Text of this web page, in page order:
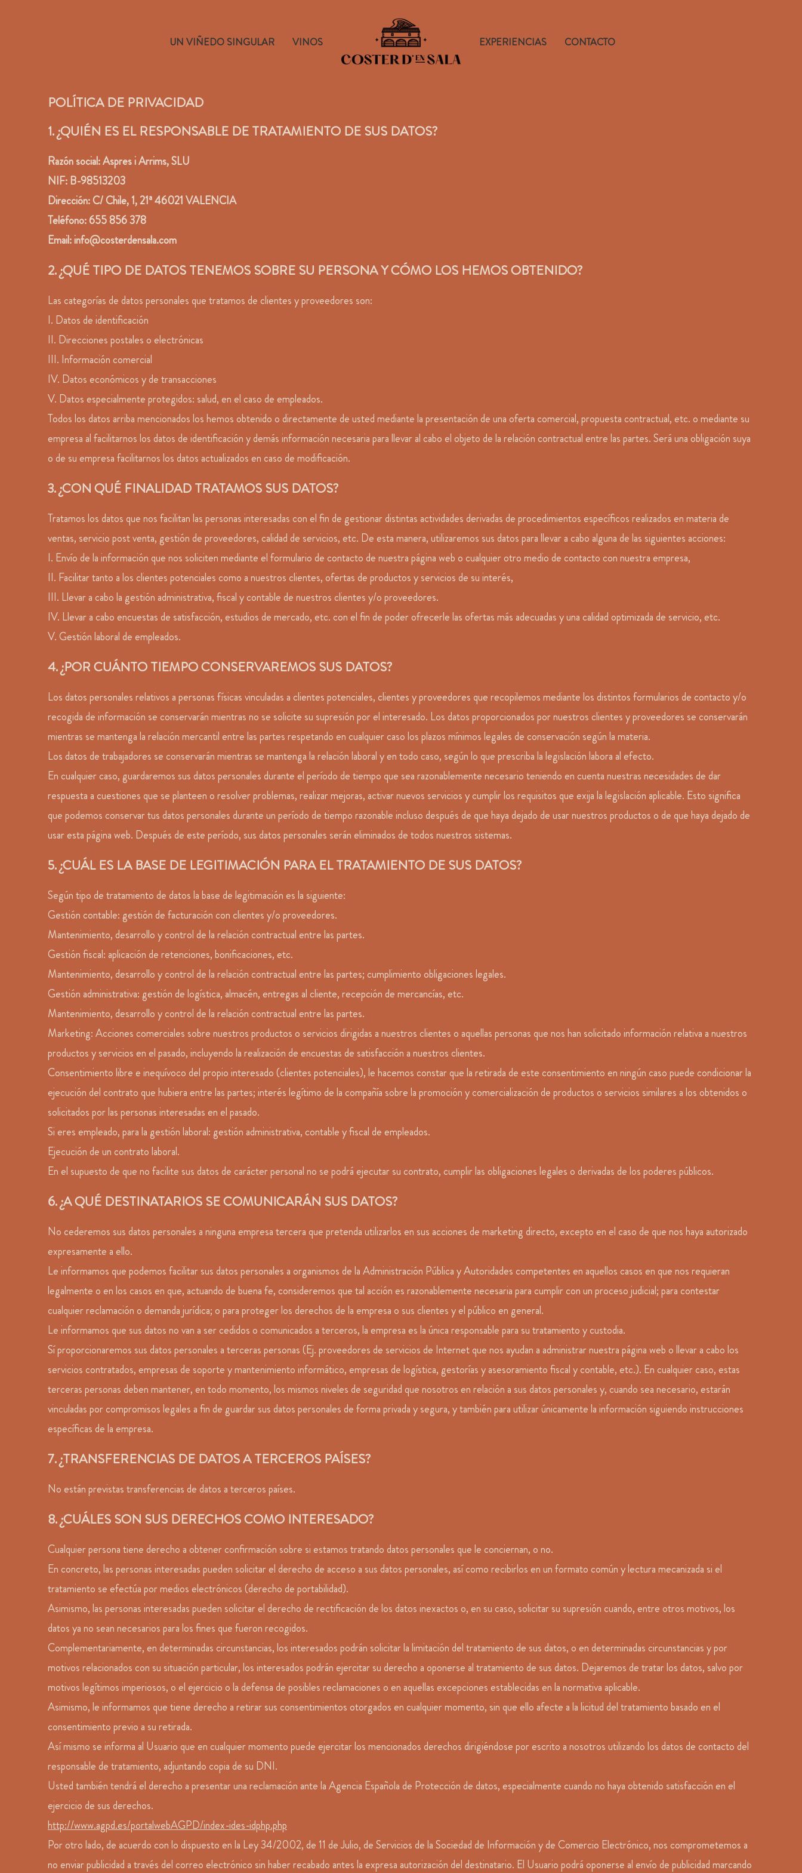
UN VIÑEDO SINGULAR VINOS EXPERIENCIAS CONTACTO
POLÍTICA DE PRIVACIDAD
1. ¿QUIÉN ES EL RESPONSABLE DE TRATAMIENTO DE SUS DATOS?
Razón social: Aspres i Arrims, SLU
NIF: B-98513203
Dirección: C/ Chile, 1, 21ª 46021 VALENCIA
Teléfono: 655 856 378
Email: info@costerdensala.com
2. ¿QUÉ TIPO DE DATOS TENEMOS SOBRE SU PERSONA Y CÓMO LOS HEMOS OBTENIDO?
Las categorías de datos personales que tratamos de clientes y proveedores son:
I. Datos de identificación
II. Direcciones postales o electrónicas
III. Información comercial
IV. Datos económicos y de transacciones
V. Datos especialmente protegidos: salud, en el caso de empleados.
Todos los datos arriba mencionados los hemos obtenido o directamente de usted mediante la presentación de una oferta comercial, propuesta contractual, etc. o mediante su
empresa al facilitarnos los datos de identificación y demás información necesaria para llevar al cabo el objeto de la relación contractual entre las partes. Será una obligación suya
o de su empresa facilitarnos los datos actualizados en caso de modificación.
3. ¿CON QUÉ FINALIDAD TRATAMOS SUS DATOS?
Tratamos los datos que nos facilitan las personas interesadas con el fin de gestionar distintas actividades derivadas de procedimientos específicos realizados en materia de
ventas, servicio post venta, gestión de proveedores, calidad de servicios, etc. De esta manera, utilizaremos sus datos para llevar a cabo alguna de las siguientes acciones:
I. Envío de la información que nos soliciten mediante el formulario de contacto de nuestra página web o cualquier otro medio de contacto con nuestra empresa,
II. Facilitar tanto a los clientes potenciales como a nuestros clientes, ofertas de productos y servicios de su interés,
III. Llevar a cabo la gestión administrativa, fiscal y contable de nuestros clientes y/o proveedores.
IV. Llevar a cabo encuestas de satisfacción, estudios de mercado, etc. con el fin de poder ofrecerle las ofertas más adecuadas y una calidad optimizada de servicio, etc.
V. Gestión laboral de empleados.
4. ¿POR CUÁNTO TIEMPO CONSERVAREMOS SUS DATOS?
Los datos personales relativos a personas físicas vinculadas a clientes potenciales, clientes y proveedores que recopilemos mediante los distintos formularios de contacto y/o
recogida de información se conservarán mientras no se solicite su supresión por el interesado. Los datos proporcionados por nuestros clientes y proveedores se conservarán
mientras se mantenga la relación mercantil entre las partes respetando en cualquier caso los plazos mínimos legales de conservación según la materia.
Los datos de trabajadores se conservarán mientras se mantenga la relación laboral y en todo caso, según lo que prescriba la legislación labora al efecto.
En cualquier caso, guardaremos sus datos personales durante el período de tiempo que sea razonablemente necesario teniendo en cuenta nuestras necesidades de dar
respuesta a cuestiones que se planteen o resolver problemas, realizar mejoras, activar nuevos servicios y cumplir los requisitos que exija la legislación aplicable. Esto significa
que podemos conservar tus datos personales durante un período de tiempo razonable incluso después de que haya dejado de usar nuestros productos o de que haya dejado de
usar esta página web. Después de este período, sus datos personales serán eliminados de todos nuestros sistemas.
5. ¿CUÁL ES LA BASE DE LEGITIMACIÓN PARA EL TRATAMIENTO DE SUS DATOS?
Según tipo de tratamiento de datos la base de legitimación es la siguiente:
Gestión contable: gestión de facturación con clientes y/o proveedores.
Mantenimiento, desarrollo y control de la relación contractual entre las partes.
Gestión fiscal: aplicación de retenciones, bonificaciones, etc.
Mantenimiento, desarrollo y control de la relación contractual entre las partes; cumplimiento obligaciones legales.
Gestión administrativa: gestión de logística, almacén, entregas al cliente, recepción de mercancías, etc.
Mantenimiento, desarrollo y control de la relación contractual entre las partes.
Marketing: Acciones comerciales sobre nuestros productos o servicios dirigidas a nuestros clientes o aquellas personas que nos han solicitado información relativa a nuestros
productos y servicios en el pasado, incluyendo la realización de encuestas de satisfacción a nuestros clientes.
Consentimiento libre e inequívoco del propio interesado (clientes potenciales), le hacemos constar que la retirada de este consentimiento en ningún caso puede condicionar la
ejecución del contrato que hubiera entre las partes; interés legítimo de la compañía sobre la promoción y comercialización de productos o servicios similares a los obtenidos o
solicitados por las personas interesadas en el pasado.
Si eres empleado, para la gestión laboral: gestión administrativa, contable y fiscal de empleados.
Ejecución de un contrato laboral.
En el supuesto de que no facilite sus datos de carácter personal no se podrá ejecutar su contrato, cumplir las obligaciones legales o derivadas de los poderes públicos.
6. ¿A QUÉ DESTINATARIOS SE COMUNICARÁN SUS DATOS?
No cederemos sus datos personales a ninguna empresa tercera que pretenda utilizarlos en sus acciones de marketing directo, excepto en el caso de que nos haya autorizado
expresamente a ello.
Le informamos que podemos facilitar sus datos personales a organismos de la Administración Pública y Autoridades competentes en aquellos casos en que nos requieran
legalmente o en los casos en que, actuando de buena fe, consideremos que tal acción es razonablemente necesaria para cumplir con un proceso judicial; para contestar
cualquier reclamación o demanda jurídica; o para proteger los derechos de la empresa o sus clientes y el público en general.
Le informamos que sus datos no van a ser cedidos o comunicados a terceros, la empresa es la única responsable para su tratamiento y custodia.
Sí proporcionaremos sus datos personales a terceras personas (Ej. proveedores de servicios de Internet que nos ayudan a administrar nuestra página web o llevar a cabo los
servicios contratados, empresas de soporte y mantenimiento informático, empresas de logística, gestorías y asesoramiento fiscal y contable, etc.). En cualquier caso, estas
terceras personas deben mantener, en todo momento, los mismos niveles de seguridad que nosotros en relación a sus datos personales y, cuando sea necesario, estarán
vinculadas por compromisos legales a fin de guardar sus datos personales de forma privada y segura, y también para utilizar únicamente la información siguiendo instrucciones
específicas de la empresa.
7. ¿TRANSFERENCIAS DE DATOS A TERCEROS PAÍSES?
No están previstas transferencias de datos a terceros países.
8. ¿CUÁLES SON SUS DERECHOS COMO INTERESADO?
Cualquier persona tiene derecho a obtener confirmación sobre si estamos tratando datos personales que le conciernan, o no.
En concreto, las personas interesadas pueden solicitar el derecho de acceso a sus datos personales, así como recibirlos en un formato común y lectura mecanizada si el
tratamiento se efectúa por medios electrónicos (derecho de portabilidad).
Asimismo, las personas interesadas pueden solicitar el derecho de rectificación de los datos inexactos o, en su caso, solicitar su supresión cuando, entre otros motivos, los
datos ya no sean necesarios para los fines que fueron recogidos.
Complementariamente, en determinadas circunstancias, los interesados podrán solicitar la limitación del tratamiento de sus datos, o en determinadas circunstancias y por
motivos relacionados con su situación particular, los interesados podrán ejercitar su derecho a oponerse al tratamiento de sus datos. Dejaremos de tratar los datos, salvo por
motivos legítimos imperiosos, o el ejercicio o la defensa de posibles reclamaciones o en aquellas excepciones establecidas en la normativa aplicable.
Asimismo, le informamos que tiene derecho a retirar sus consentimientos otorgados en cualquier momento, sin que ello afecte a la licitud del tratamiento basado en el
consentimiento previo a su retirada.
Así mismo se informa al Usuario que en cualquier momento puede ejercitar los mencionados derechos dirigiéndose por escrito a nosotros utilizando los datos de contacto del
responsable de tratamiento, adjuntando copia de su DNI.
Usted también tendrá el derecho a presentar una reclamación ante la Agencia Española de Protección de datos, especialmente cuando no haya obtenido satisfacción en el
ejercicio de sus derechos.
http://www.agpd.es/portalwebAGPD/index-ides-idphp.php
Por otro lado, de acuerdo con lo dispuesto en la Ley 34/2002, de 11 de Julio, de Servicios de la Sociedad de Información y de Comercio Electrónico, nos comprometemos a
no enviar publicidad a través del correo electrónico sin haber recabado antes la expresa autorización del destinatario. El Usuario podrá oponerse al envío de publicidad marcando